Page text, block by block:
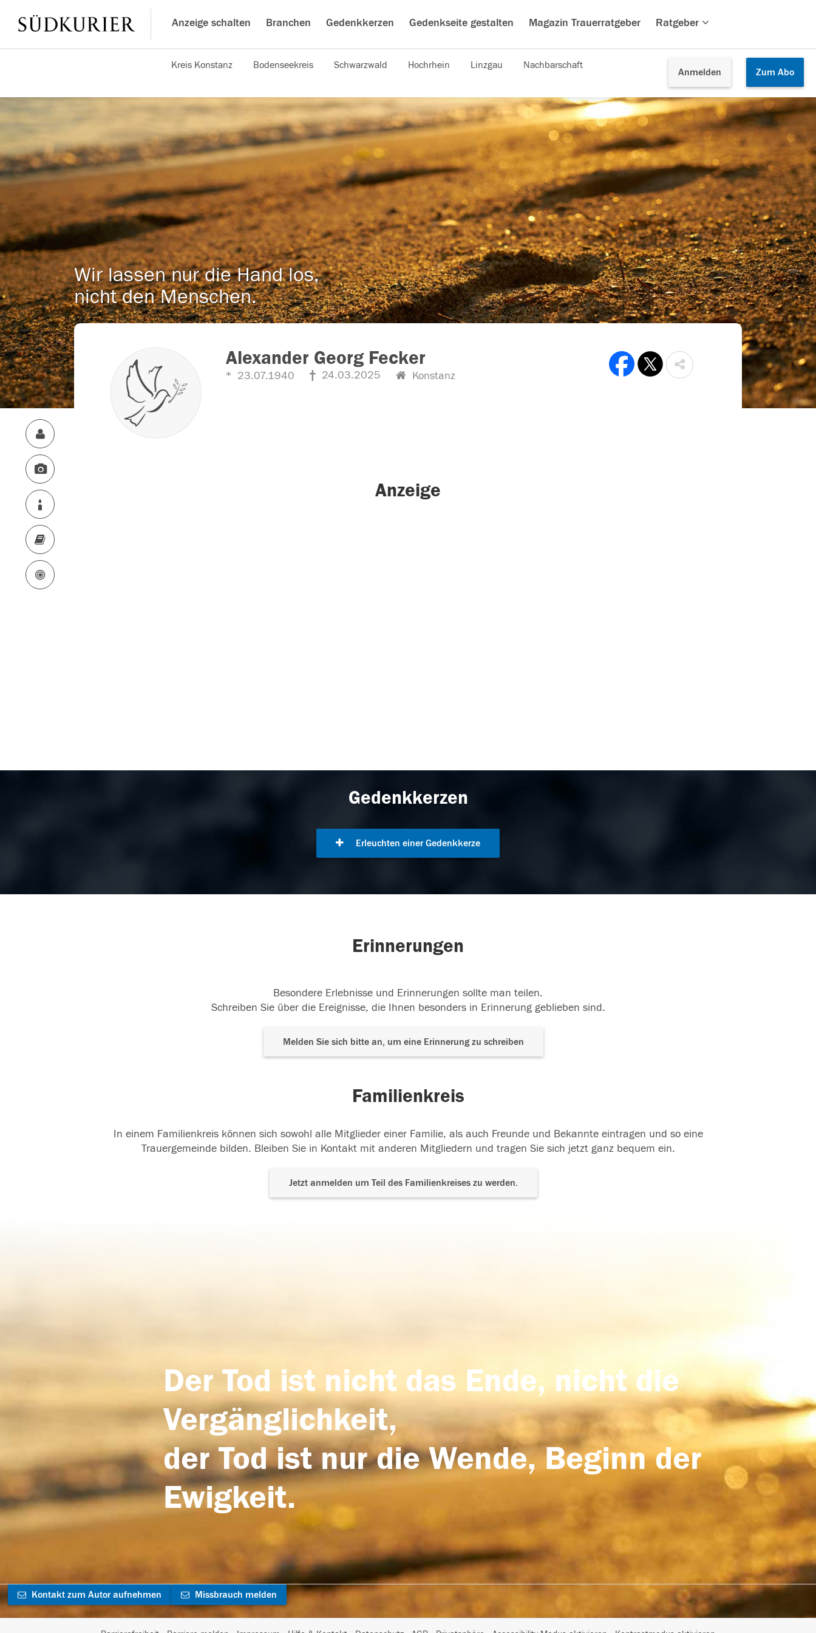
Anzeige schalten Branchen Gedenkkerzen Gedenkseite gestalten Magazin Trauerratgeber Ratgeber
Anmelden Zum Abo
Kreis Konstanz Bodenseekreis Schwarzwald Hochrhein Linzgau Nachbarschaft
Wir lassen nur die Hand los,
nicht den Menschen.
Alexander Georg Fecker
23.07.1940 24.03.2025 Konstanz
Anzeige
Gedenkkerzen
Erleuchten einer Gedenkkerze
Erinnerungen
Besondere Erlebnisse und Erinnerungen sollte man teilen.
Schreiben Sie über die Ereignisse, die Ihnen besonders in Erinnerung geblieben sind.
Melden Sie sich bitte an, um eine Erinnerung zu schreiben
Familienkreis
In einem Familienkreis können sich sowohl alle Mitglieder einer Familie, als auch Freunde und Bekannte eintragen und so eine
Trauergemeinde bilden. Bleiben Sie in Kontakt mit anderen Mitgliedern und tragen Sie sich jetzt ganz bequem ein.
Jetzt anmelden um Teil des Familienkreises zu werden.
Der Tod ist nicht das Ende, nicht die
Vergänglichkeit,
der Tod ist nur die Wende, Beginn der
Ewigkeit.
Kontakt zum Autor aufnehmen Missbrauch melden